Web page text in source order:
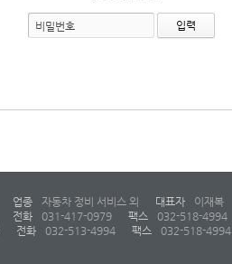
비밀번호
업종 자동차 정비 서비스 외 대표자 이재복
전화 031-417-0979 팩스
032-518-4994
전화 032-513-4994 팩스 032-518-4994